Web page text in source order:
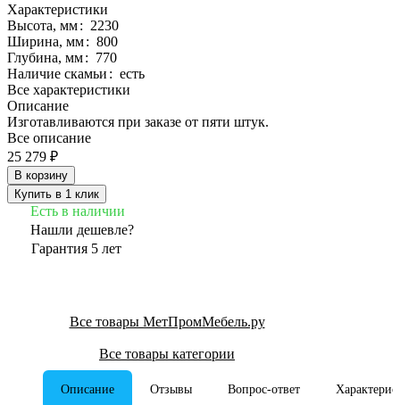
Характеристики
Высота, мм: 2230
Ширина, мм: 800
Глубина, мм: 770
Наличие скамьи : есть
Все характеристики
Описание
Изготавливаются при заказе от пяти штук.
Все описание
25 279 ₽
В корзину
Купить в 1 клик
Есть в наличии
Нашли дешевле?
Гарантия 5 лет
Все товары МетПромМебель.ру
Все товары категории
Описание Отзывы Вопрос-ответ